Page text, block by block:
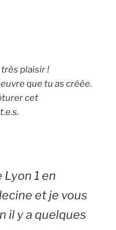
plaisir !
que tu as créée.
cet
1 en
et je vous
il y a quelques